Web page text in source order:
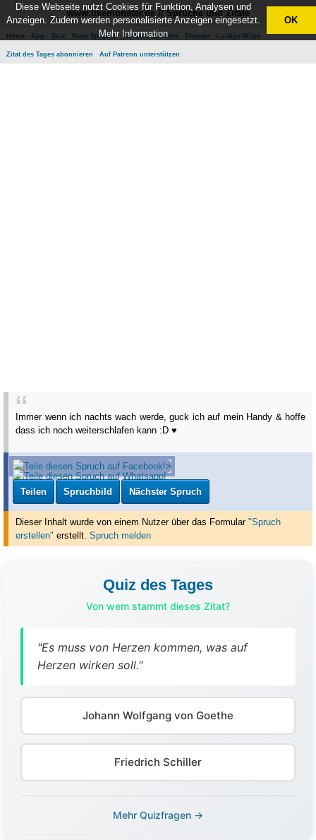
www.likemonster.de // Sprüche und Zitate
Home App Quiz Neue Sprüche Beliebte Sprüche Themen Lustige Witze
Zitat des Tages abonnieren Auf Patreon unterstützen
Immer wenn ich nachts wach werde, guck ich auf mein Handy & hoffe
dass ich noch weiterschlafen kann :D ♥
Teilen Spruchbild Nächster Spruch
Dieser Inhalt wurde von einem Nutzer über das Formular "Spruch
erstellen" erstellt. Spruch melden
Quiz des Tages
Von wem stammt dieses Zitat?
"Es muss von Herzen kommen, was auf
Herzen wirken soll."
Johann Wolfgang von Goethe
Friedrich Schiller
Mehr Quizfragen →
Diese Webseite nutzt Cookies für Funktion, Analysen und
Anzeigen. Zudem werden personalisierte Anzeigen eingesetzt.
Mehr Information
OK